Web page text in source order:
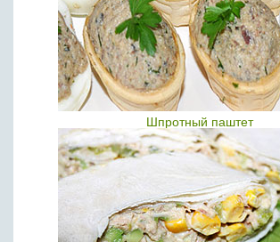
Шпротный паштет